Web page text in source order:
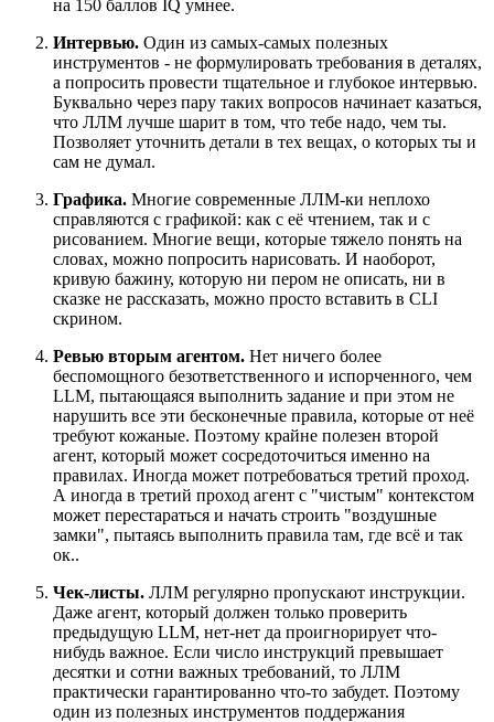
на 150 баллов IQ умнее.
Интервью. Один из самых-самых полезных
инструментов - не формулировать требования в деталях,
а попросить провести тщательное и глубокое интервью.
Буквально через пару таких вопросов начинает казаться,
что ЛЛМ лучше шарит в том, что тебе надо, чем ты.
Позволяет уточнить детали в тех вещах, о которых ты и
сам не думал.
Графика. Многие современные ЛЛМ-ки неплохо
справляются с графикой: как с её чтением, так и с
рисованием. Многие вещи, которые тяжело понять на
словах, можно попросить нарисовать. И наоборот,
кривую бажину, которую ни пером не описать, ни в
сказке не рассказать, можно просто вставить в CLI
скрином.
Ревью вторым агентом. Нет ничего более
беспомощного безответственного и испорченного, чем
LLM, пытающаяся выполнить задание и при этом не
нарушить все эти бесконечные правила, которые от неё
требуют кожаные. Поэтому крайне полезен второй
агент, который может сосредоточиться именно на
правилах. Иногда может потребоваться третий проход.
А иногда в третий проход агент с "чистым" контекстом
может перестараться и начать строить "воздушные
замки", пытаясь выполнить правила там, где всё и так
ок..
Чек-листы. ЛЛМ регулярно пропускают инструкции.
Даже агент, который должен только проверить
предыдущую LLM, нет-нет да проигнорирует что-
нибудь важное. Если число инструкций превышает
десятки и сотни важных требований, то ЛЛМ
практически гарантированно что-то забудет. Поэтому
один из полезных инструментов поддержания